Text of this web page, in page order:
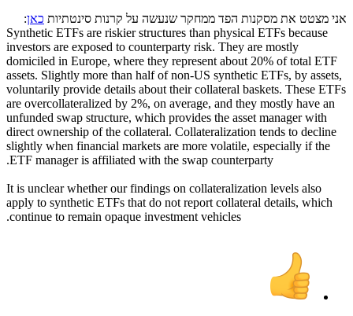
אני מצטט את מסקנות הפד ממחקר שנעשה על קרנות סינטתיות כאן:
Synthetic ETFs are riskier structures than physical ETFs because
investors are exposed to counterparty risk. They are mostly
domiciled in Europe, where they represent about 20% of total ETF
assets. Slightly more than half of non-US synthetic ETFs, by assets,
voluntarily provide details about their collateral baskets. These ETFs
are overcollateralized by 2%, on average, and they mostly have an
unfunded swap structure, which provides the asset manager with
direct ownership of the collateral. Collateralization tends to decline
slightly when financial markets are more volatile, especially if the
ETF manager is affiliated with the swap counterparty.
It is unclear whether our findings on collateralization levels also
apply to synthetic ETFs that do not report collateral details, which
continue to remain opaque investment vehicles.​